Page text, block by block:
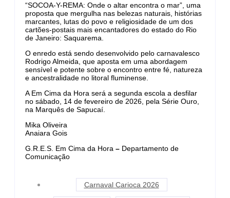
“SOCOA-Y-REMA: Onde o altar encontra o mar”, uma
proposta que mergulha nas belezas naturais, histórias
marcantes, lutas do povo e religiosidade de um dos
cartões-postais mais encantadores do estado do Rio
de Janeiro: Saquarema.
O enredo está sendo desenvolvido pelo carnavalesco
Rodrigo Almeida, que aposta em uma abordagem
sensível e potente sobre o encontro entre fé, natureza
e ancestralidade no litoral fluminense.
A Em Cima da Hora será a segunda escola a desfilar
no sábado, 14 de fevereiro de 2026, pela Série Ouro,
na Marquês de Sapucaí.
Mika Oliveira
Anaiara Gois
G.R.E.S. Em Cima da Hora – Departamento de
Comunicação
Carnaval Carioca 2026